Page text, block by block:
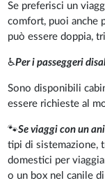
Se preferisci un
comfort, puoi anche
può essere doppia,
♿Per i passeggeri
Sono disponibili
essere richieste al
🐾Se viaggi con un
tipi di sistemazione,
domestici per
o un box nel canile